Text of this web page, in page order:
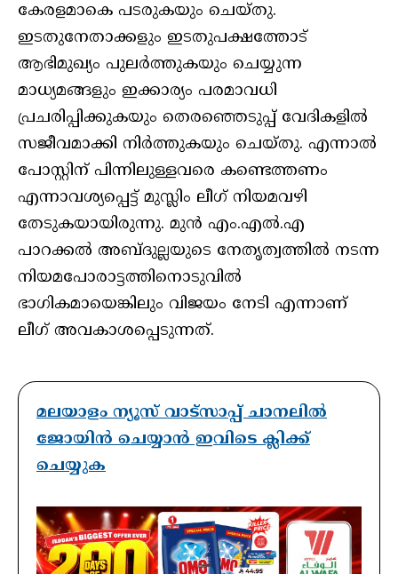
കേരളമാകെ പടരുകയും ചെയ്തു.
ഇടതുനേതാക്കളും ഇടതുപക്ഷത്തോട്
ആഭിമുഖ്യം പുലർത്തുകയും ചെയ്യുന്ന
മാധ്യമങ്ങളും ഇക്കാര്യം പരമാവധി
പ്രചരിപ്പിക്കുകയും തെരഞ്ഞെടുപ്പ് വേദികളിൽ
സജീവമാക്കി നിർത്തുകയും ചെയ്തു. എന്നാൽ
പോസ്റ്റിന് പിന്നിലുള്ളവരെ കണ്ടെത്തണം
എന്നാവശ്യപ്പെട്ട് മുസ്ലിം ലീഗ് നിയമവഴി
തേടുകയായിരുന്നു. മുൻ എം.എൽ.എ
പാറക്കൽ അബ്ദുല്ലയുടെ നേതൃത്വത്തിൽ നടന്ന
നിയമപോരാട്ടത്തിനൊടുവിൽ
ഭാഗികമായെങ്കിലും വിജയം നേടി എന്നാണ്
ലീഗ് അവകാശപ്പെടുന്നത്.
മലയാളം ന്യൂസ് വാട്സാപ്പ് ചാനലിൽ
ജോയിൻ ചെയ്യാൻ ഇവിടെ ക്ലിക്ക്
ചെയ്യുക